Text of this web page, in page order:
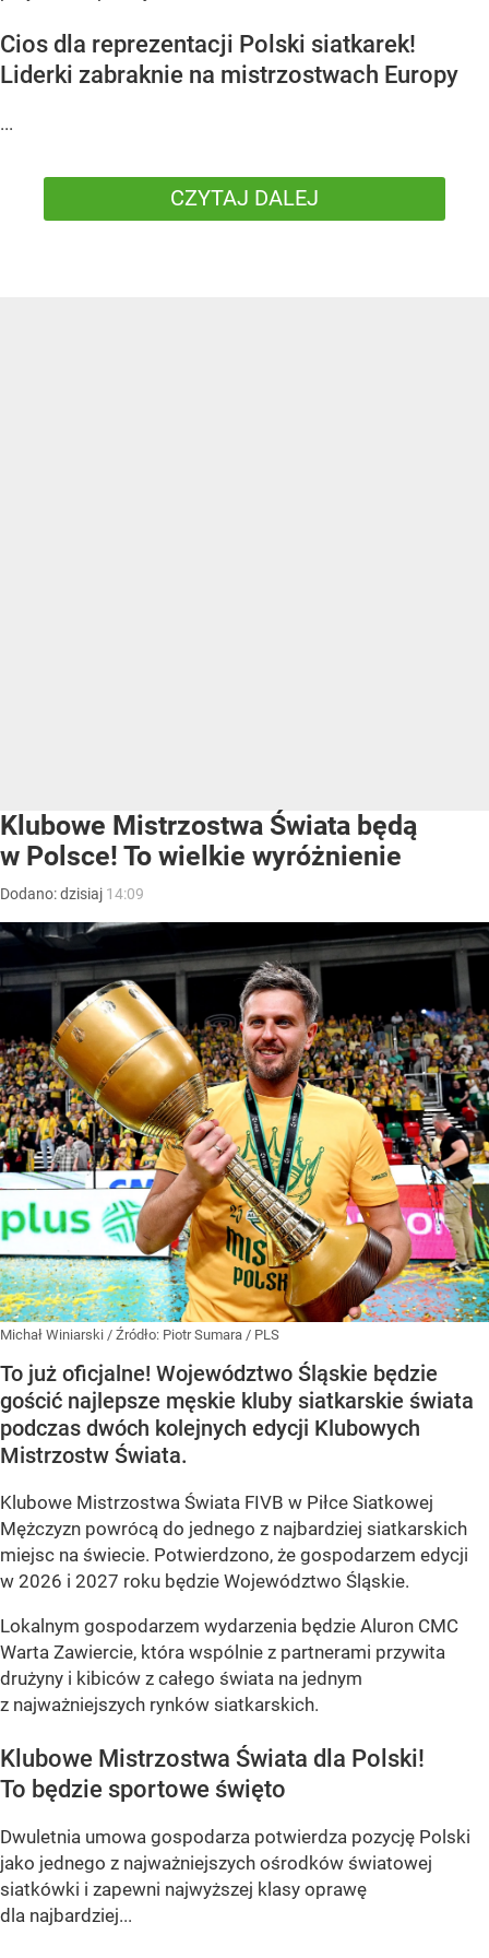
Cios dla reprezentacji Polski siatkarek!
Liderki zabraknie na mistrzostwach Europy
...
CZYTAJ DALEJ
Klubowe Mistrzostwa Świata będą
w Polsce! To wielkie wyróżnienie
Dodano:dzisiaj 14:09
Michał Winiarski / Źródło: Piotr Sumara / PLS
To już oficjalne! Województwo Śląskie będzie
gościć najlepsze męskie kluby siatkarskie świata
podczas dwóch kolejnych edycji Klubowych
Mistrzostw Świata.
Klubowe Mistrzostwa Świata FIVB w Piłce Siatkowej
Mężczyzn powrócą do jednego z najbardziej siatkarskich
miejsc na świecie. Potwierdzono, że gospodarzem edycji
w 2026 i 2027 roku będzie Województwo Śląskie.
Lokalnym gospodarzem wydarzenia będzie Aluron CMC
Warta Zawiercie, która wspólnie z partnerami przywita
drużyny i kibiców z całego świata na jednym
z najważniejszych rynków siatkarskich.
Klubowe Mistrzostwa Świata dla Polski!
To będzie sportowe święto
Dwuletnia umowa gospodarza potwierdza pozycję Polski
jako jednego z najważniejszych ośrodków światowej
siatkówki i zapewni najwyższej klasy oprawę
dla najbardziej...